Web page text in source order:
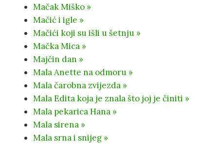
Mačak Miško »
Mačić i igle »
Mačići koji su išli u šetnju »
Mačka Mica »
Majčin dan »
Mala Anette na odmoru »
Mala čarobna zvijezda »
Mala Edita koja je znala što joj je činiti »
Mala pekarica Hana »
Mala sirena »
Mala srna i snijeg »